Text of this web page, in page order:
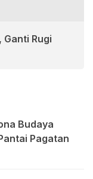
Ganti Rugi
Budaya
Pagatan